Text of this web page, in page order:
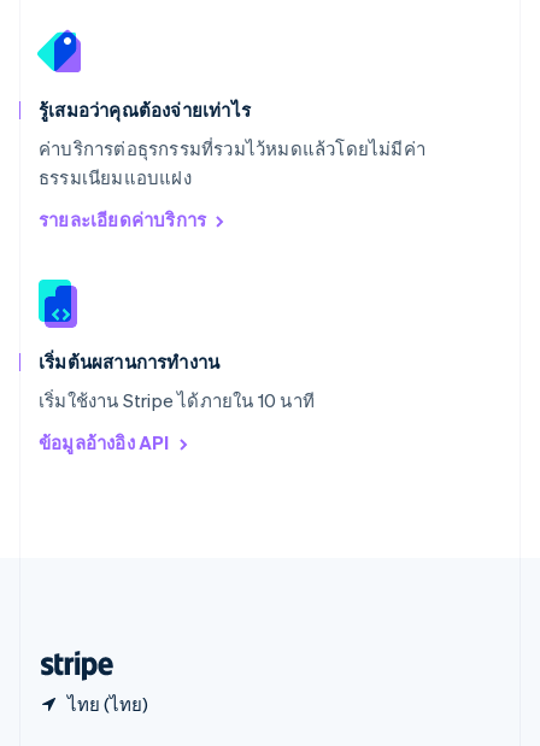
รู้เสมอว่าคุณต้องจ่ายเท่าไร
ค่าบริการต่อธุรกรรมที่รวมไว้หมดแล้วโดยไม่มีค่า
ธรรมเนียมแอบแฝง
รายละเอียดค่าบริการ
เริ่มต้นผสานการทำงาน
เริ่มใช้งาน Stripe ได้ภายใน 10 นาที
ข้อมูลอ้างอิง API
ไทย (ไทย)
สวีเดน
Svenska
EnglishEspañol简体中文
สหรัฐอาหรับเอมิเรตส์
English
สหราชอาณาจักร
English
สิงคโปร์
ออสเตรเลีย
English
DeutschEnglish
อิตาลี
ItalianoEnglish